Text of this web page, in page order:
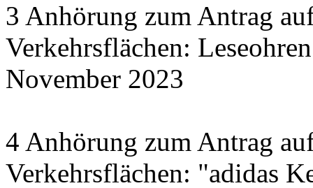
3 Anhörung zum Antrag
Verkehrsflächen:
November 2023
4 Anhörung zum Antrag
Verkehrsflächen: "adidas